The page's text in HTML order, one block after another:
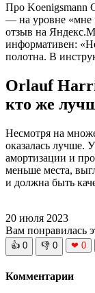
Про Koenigsmann
— на уровне «мне
отзыв на
информативен:
полотна. В
Orlauf
кто же
Несмотря на
оказалась лучше.
амортизации и
меньше места,
и должна быть
20 июля 2023
Вам понравилась
👍 0 👎 0 ❤ 0
Комментарии